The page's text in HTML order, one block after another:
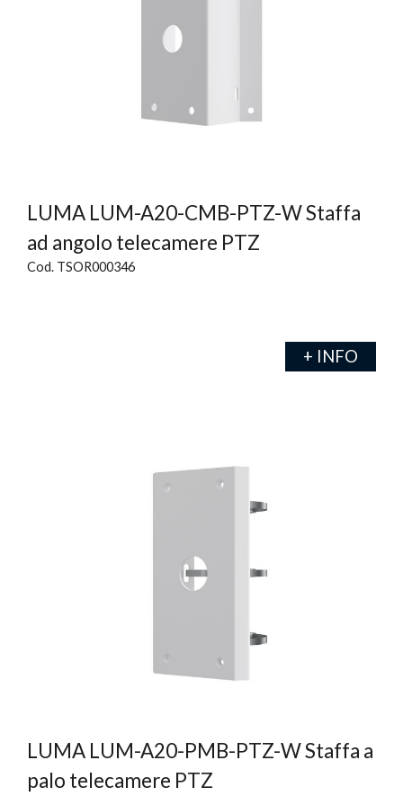
LUMA LUM-A20-CMB-PTZ-W Staffa
ad angolo telecamere PTZ
Cod. TSOR000346
+ INFO
LUMA LUM-A20-PMB-PTZ-W Staffa a
palo telecamere PTZ